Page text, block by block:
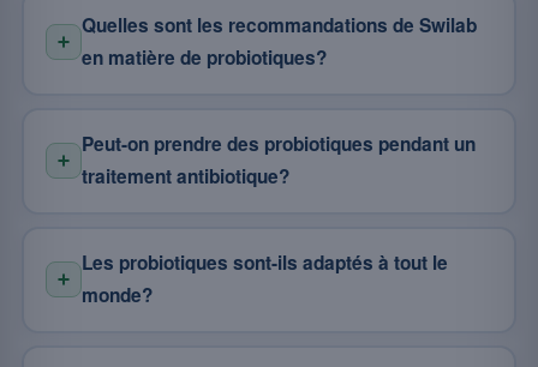
Quelles sont les recommandations de Swilab
en matière de probiotiques?
Peut-on prendre des probiotiques pendant un
traitement antibiotique?
Les probiotiques sont-ils adaptés à tout le
monde?